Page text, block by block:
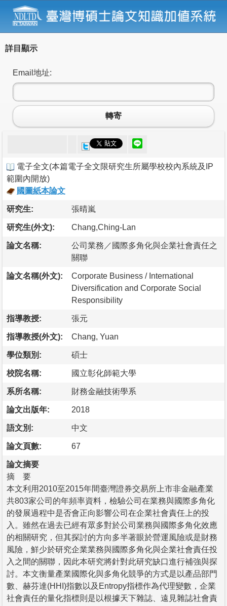
詳目顯示
Email地址:
轉寄
電子全文(本篇電子全文限研究生所屬學校校內系統及IP
範圍內開放)
國圖紙本論文
研究生: 張晴嵐
研究生(外文): Chang,Ching-Lan
論文名稱:
公司業務／國際多角化與企業社會責任之
關聯
論文名稱(外文):
Corporate Business / International
Diversification and Corporate Social
Responsibility
指導教授: 張元
指導教授(外文): Chang, Yuan
學位類別: 碩士
校院名稱: 國立彰化師範大學
系所名稱: 財務金融技術學系
論文出版年: 2018
語文別: 中文
論文頁數: 67
論文摘要
摘 要
本文利用2010至2015年間臺灣證券交易所上市非金融產業
共803家公司的年頻率資料，檢驗公司在業務與國際多角化
的發展過程中是否會正向影響公司在企業社會責任上的投
入。雖然在過去已經有眾多對於公司業務與國際多角化效應
的相關研究，但其探討的方向多半著眼於營運風險或是財務
風險，鮮少於研究企業業務與國際多角化與企業社會責任投
入之間的關聯，因此本研究將針對此研究缺口進行補強與探
討。本文衡量產業國際化與多角化競爭的方式是以產品部門
數、赫芬達(HHI)指數以及Entropy指標作為代理變數，企業
社會責任的量化指標則是以根據天下雜誌、遠見雜誌社會責